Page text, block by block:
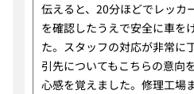
伝えると、20分ほどでレッカ
を確認したうえで安全に車を
た。スタッフの対応が非常に
引先についてもこちらの意向
心感を覚えました。修理工場